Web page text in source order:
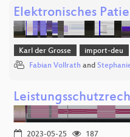
Elektronisches
Karl der Grosse import-deu
Fabian Vollrath and
2023-05-25 187